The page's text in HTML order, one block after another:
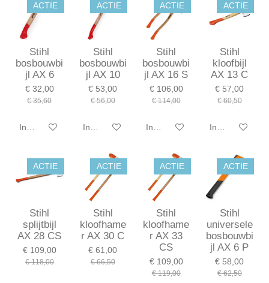
ACTIE
Stihl
bosbouwbi
jl AX 6
€ 32,00
€ 35,60
In winkelwagen
ACTIE
Stihl
bosbouwbi
jl AX 10
€ 53,00
€ 56,00
In winkelwagen
ACTIE
Stihl
bosbouwbi
jl AX 16 S
€ 106,00
€ 114,00
In winkelwagen
ACTIE
Stihl
kloofbijl
AX 13 C
€ 57,00
€ 60,50
In winkelwagen
ACTIE
Stihl
splijtbijl
AX 28 CS
€ 109,00
€ 118,00
ACTIE
Stihl
kloofhame
r AX 30 C
€ 61,00
€ 66,50
ACTIE
Stihl
kloofhame
r AX 33
CS
€ 109,00
€ 119,00
ACTIE
Stihl
universele
bosbouwbi
jl AX 6 P
€ 58,00
€ 62,50